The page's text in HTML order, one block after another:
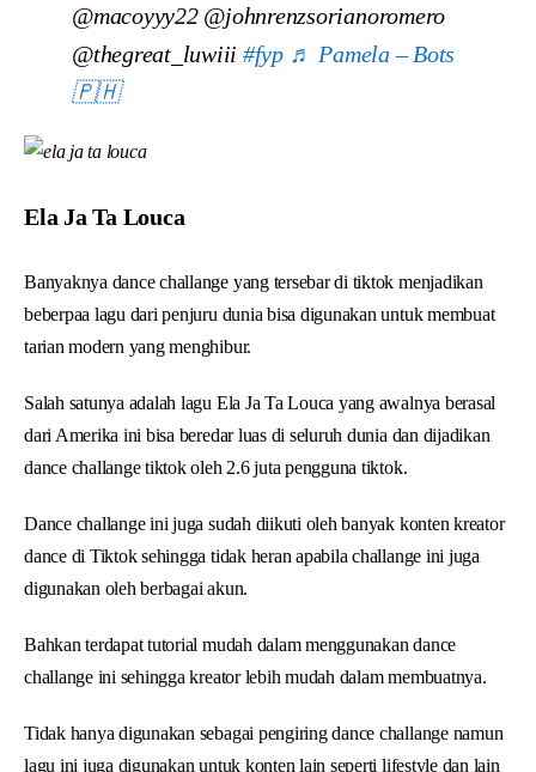
@macoyyy22 @johnrenzsorianoromero
@thegreat_luwiii #fyp ♬ Pamela – Bots
🇵🇭
Ela Ja Ta Louca
Banyaknya dance challange yang tersebar di tiktok menjadikan
beberpaa lagu dari penjuru dunia bisa digunakan untuk membuat
tarian modern yang menghibur.
Salah satunya adalah lagu Ela Ja Ta Louca yang awalnya berasal
dari Amerika ini bisa beredar luas di seluruh dunia dan dijadikan
dance challange tiktok oleh 2.6 juta pengguna tiktok.
Dance challange ini juga sudah diikuti oleh banyak konten kreator
dance di Tiktok sehingga tidak heran apabila challange ini juga
digunakan oleh berbagai akun.
Bahkan terdapat tutorial mudah dalam menggunakan dance
challange ini sehingga kreator lebih mudah dalam membuatnya.
Tidak hanya digunakan sebagai pengiring dance challange namun
lagu ini juga digunakan untuk konten lain seperti lifestyle dan lain